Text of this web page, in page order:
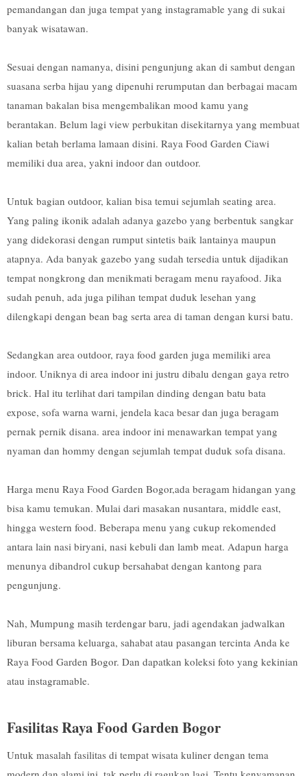
pemandangan dan juga tempat yang instagramable yang di sukai
banyak wisatawan.
Sesuai dengan namanya, disini pengunjung akan di sambut dengan
suasana serba hijau yang dipenuhi rerumputan dan berbagai macam
tanaman bakalan bisa mengembalikan mood kamu yang
berantakan. Belum lagi view perbukitan disekitarnya yang membuat
kalian betah berlama lamaan disini. Raya Food Garden Ciawi
memiliki dua area, yakni indoor dan outdoor.
Untuk bagian outdoor, kalian bisa temui sejumlah seating area.
Yang paling ikonik adalah adanya gazebo yang berbentuk sangkar
yang didekorasi dengan rumput sintetis baik lantainya maupun
atapnya. Ada banyak gazebo yang sudah tersedia untuk dijadikan
tempat nongkrong dan menikmati beragam menu rayafood. Jika
sudah penuh, ada juga pilihan tempat duduk lesehan yang
dilengkapi dengan bean bag serta area di taman dengan kursi batu.
Sedangkan area outdoor, raya food garden juga memiliki area
indoor. Uniknya di area indoor ini justru dibalu dengan gaya retro
brick. Hal itu terlihat dari tampilan dinding dengan batu bata
expose, sofa warna warni, jendela kaca besar dan juga beragam
pernak pernik disana. area indoor ini menawarkan tempat yang
nyaman dan hommy dengan sejumlah tempat duduk sofa disana.
Harga menu Raya Food Garden Bogor,ada beragam hidangan yang
bisa kamu temukan. Mulai dari masakan nusantara, middle east,
hingga western food. Beberapa menu yang cukup rekomended
antara lain nasi biryani, nasi kebuli dan lamb meat. Adapun harga
menunya dibandrol cukup bersahabat dengan kantong para
pengunjung.
Nah, Mumpung masih terdengar baru, jadi agendakan jadwalkan
liburan bersama keluarga, sahabat atau pasangan tercinta Anda ke
Raya Food Garden Bogor. Dan dapatkan koleksi foto yang kekinian
atau instagramable.
Fasilitas Raya Food Garden Bogor
Untuk masalah fasilitas di tempat wisata kuliner dengan tema